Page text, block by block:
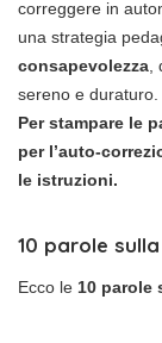
correggere in
una strategia
consapevolezza,
sereno e duraturo.
Per stampare le
per l’auto-
le istruzioni.
10 parole
Ecco le 10 parole